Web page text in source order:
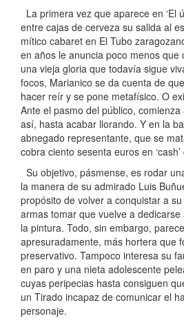
La primera vez que aparece en ‘El
entre cajas de cerveza su salida al
mítico cabaret en El Tubo
en años le anuncia poco menos que
una vieja gloria que todavía sigue
focos, Marianico se da cuenta de
hacer reír y se pone metafísico. O
Ante el pasmo del público,
así, hasta acabar llorando. Y en la
abnegado representante, que se
cobra ciento sesenta euros en
Su objetivo, pásmense, es rodar
la manera de su admirado Luis
propósito de volver a conquistar a
armas tomar que vuelve a
la pintura. Todo, sin embargo,
apresuradamente, más hortera que
preservativo. Tampoco interesa su
en paro y una nieta adolescente
cuyas peripecias hasta consiguen
un Tirado incapaz de comunicar el
personaje.